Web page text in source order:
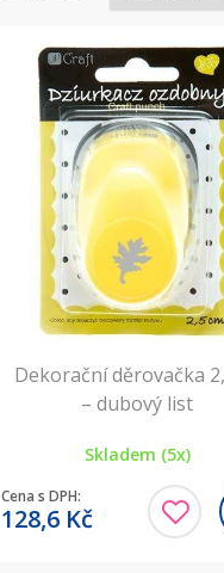
Dekorační děrovačka
– dubový list
Skladem (5x)
Cena s DPH:
128,6 Kč